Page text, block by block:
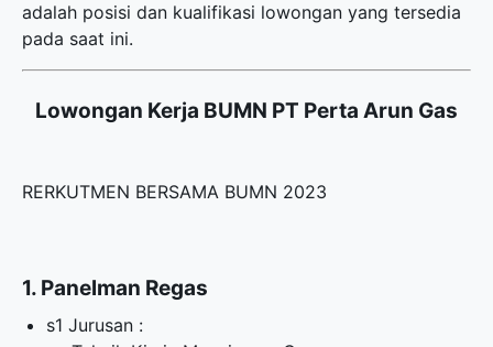
adalah posisi dan kualifikasi lowongan yang tersedia
pada saat ini.
Lowongan Kerja BUMN PT Perta Arun Gas
RERKUTMEN BERSAMA BUMN 2023
1. Panelman Regas
s1 Jurusan :